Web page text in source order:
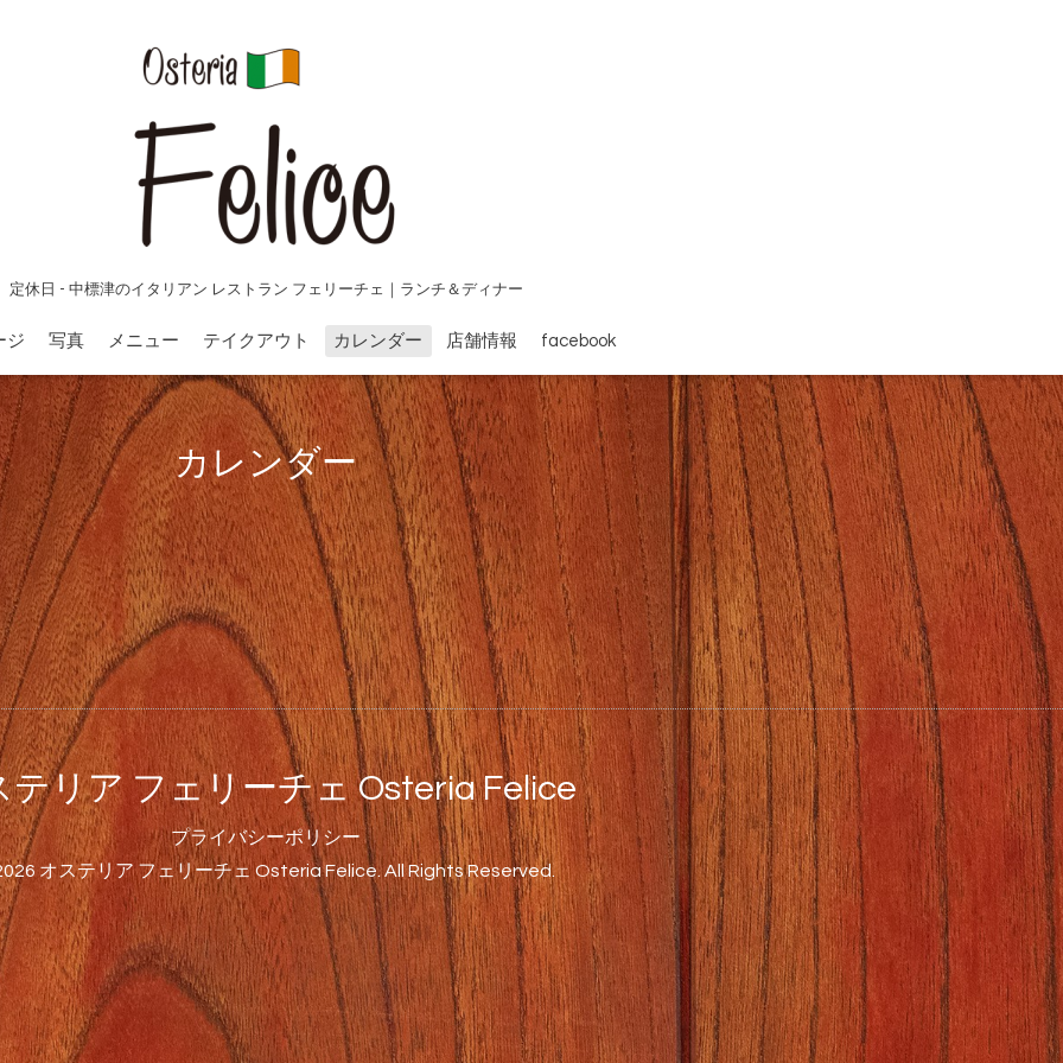
定休日 - 中標津のイタリアン レストラン フェリーチェ｜ランチ＆ディナー
ジ 写真 メニュー テイクアウト カレンダー 店舗情報 facebook
カレンダー
テリア フェリーチェ Osteria Felice
プライバシーポリシー
オステリア フェリーチェ Osteria Felice. All Rights Reserved.